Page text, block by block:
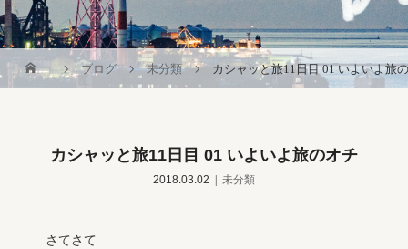
ブログ 未分類 カシャッと旅11日目 01 いよいよ旅
カシャッと旅11日目 01 いよいよ旅のオチ
2018.03.02 未分類
さてさて